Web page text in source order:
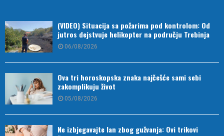
(VIDEO) Situacija sa požarima pod kontrolom: Od
jutros dejstvuje helikopter na području Trebinja
06/08/2026
Ova tri horoskopska znaka najčešće sami sebi
zakomplikuju život
05/08/2026
Ne izbjegavajte lan zbog gužvanja: Ovi trikovi